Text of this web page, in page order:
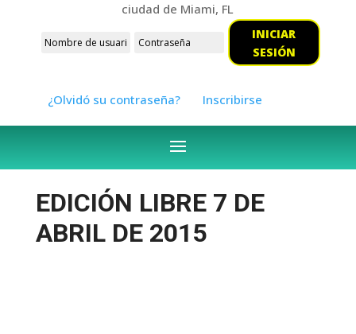
ciudad de Miami, FL
INICIAR
SESIÓN
¿Olvidó su contraseña? Inscribirse
EDICIÓN LIBRE 7 DE
ABRIL DE 2015